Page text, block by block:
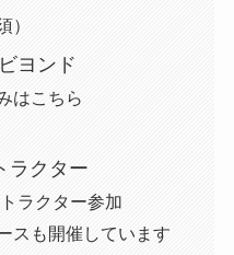
）
ヨンド
はこちら
ラクター
ラクター参加
スも開催しています